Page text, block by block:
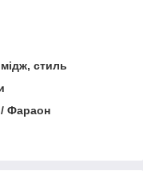
стиль
Фараон